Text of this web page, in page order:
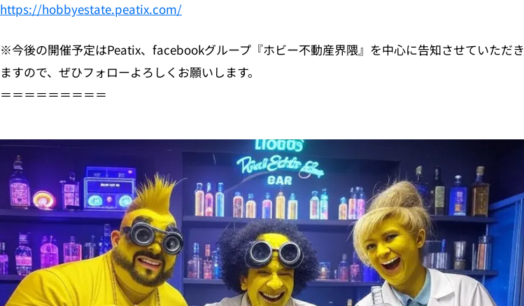
https://hobbyestate.peatix.com/
※今後の開催予定はPeatix、facebookグループ『ホビー不動産界隈』を中心に告知させていただき
ますので、ぜひフォローよろしくお願いします。
＝＝＝＝＝＝＝＝＝